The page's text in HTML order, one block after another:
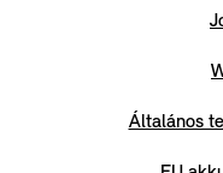
Általános